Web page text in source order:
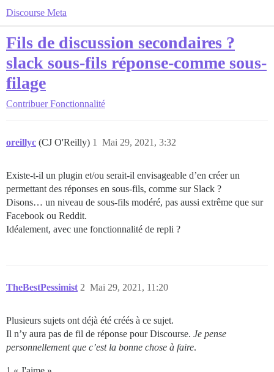
Discourse Meta
Fils de discussion secondaires ?
slack sous-fils réponse-comme sous-
filage
Contribuer Fonctionnalité
oreillyc (CJ O'Reilly) Mai 29, 2021, 3:32
1
Existe-t-il un plugin et/ou serait-il envisageable d’en créer un
permettant des réponses en sous-fils, comme sur Slack ?
Disons… un niveau de sous-fils modéré, pas aussi extrême que sur
Facebook ou Reddit.
Idéalement, avec une fonctionnalité de repli ?
TheBestPessimist Mai 29, 2021, 11:20
2
Plusieurs sujets ont déjà été créés à ce sujet.
Il n’y aura pas de fil de réponse pour Discourse. Je pense
personnellement que c’est la bonne chose à faire.